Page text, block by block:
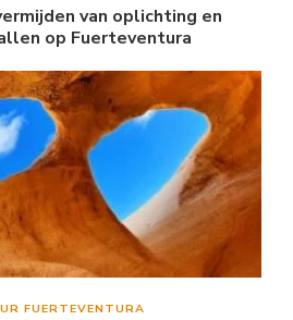
van oplichting en
op Fuerteventura
FUERTEVENTURA